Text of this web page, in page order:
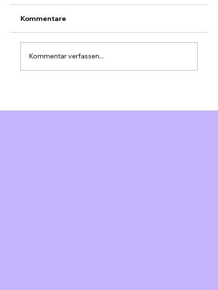
Kommentare
Kommentar verfassen...